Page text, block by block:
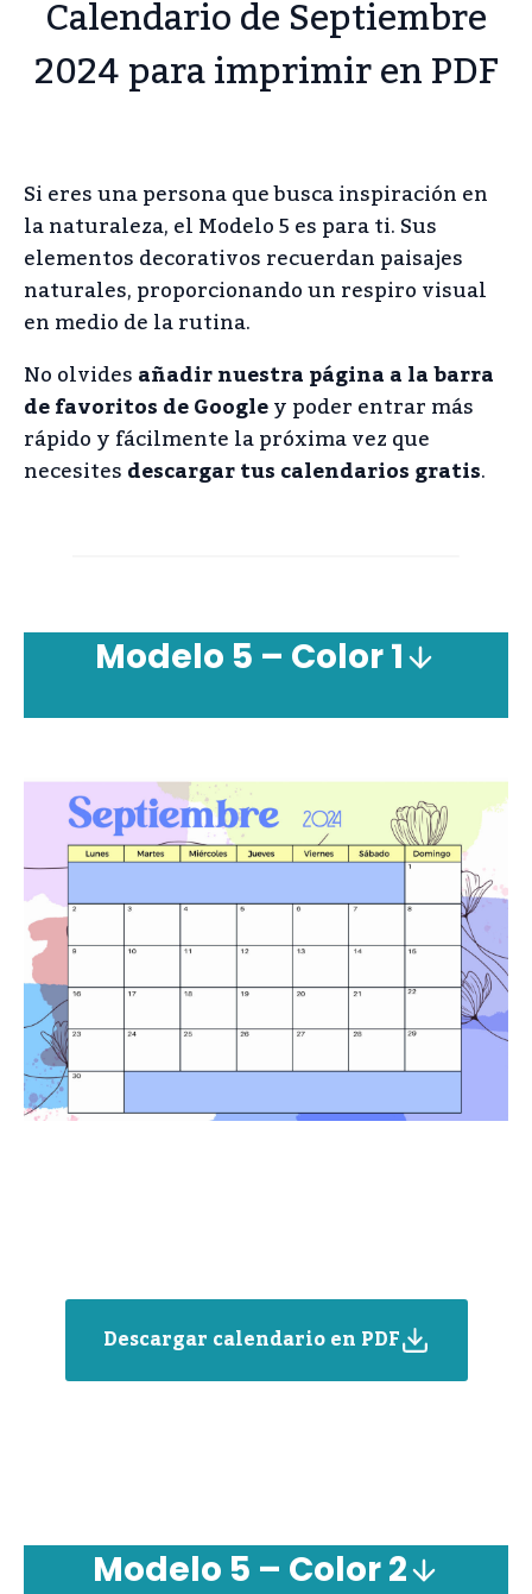
Calendario de Septiembre
2024 para imprimir en PDF
Si eres una persona que busca inspiración en
la naturaleza, el Modelo 5 es para ti. Sus
elementos decorativos recuerdan paisajes
naturales, proporcionando un respiro visual
en medio de la rutina.
No olvidesañadir nuestra página a la barra
de favoritos de Googley poder entrar más
rápido y fácilmente la próxima vez que
necesitesdescargar tus calendarios gratis.
Modelo 5 – Color 1
Descargar calendario en PDF
Modelo 5 – Color 2